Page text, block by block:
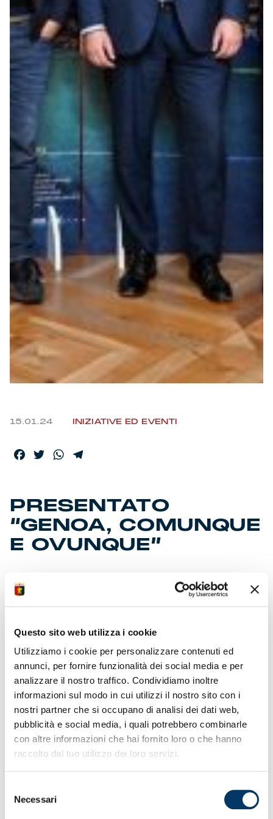
Questo sito web utilizza i cookie
Utilizziamo i cookie per personalizzare contenuti ed
annunci, per fornire funzionalità dei social media e per
analizzare il nostro traffico. Condividiamo inoltre
informazioni sul modo in cui utilizzi il nostro sito con i
nostri partner che si occupano di analisi dei dati web,
pubblicità e social media, i quali potrebbero combinarle
con altre informazioni che hai fornito loro o che hanno
raccolto dal tuo utilizzo dei loro servizi.
delNecessari
Summer Sale
Mare
Accessori
Outlet
Helan x Genoa
Isolani x Genoa
Gift Card Online Store
15.01.24 INIZIATIVE ED EVENTI
Facebook
TwitterWhatsApp
PRESENTATO
“GENOA, COMUNQUE
E OVUNQUE”
La conferenza si è tenuta nel Salone di
Rappresentanza del Comune di Genova. Presenti tra
Già centinaia le prenotazioni per l’anteprima a “The
Space” al Porto Antico del 24 gennaio.
Raccontare il significato di essere genoani, il legame
Un viaggio dentro le emozioni, le storie, i sentimenti che
gravitano nel pianeta rossoblù attraverso gli occhi, le clip,